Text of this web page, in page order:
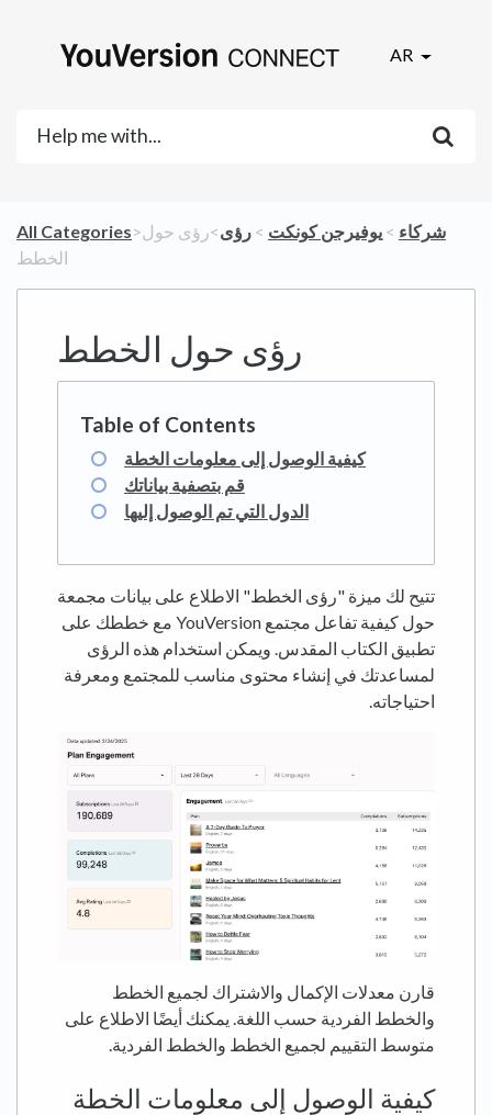
AR
All Categories ​شركاء ​ > ​ ​يوفيرجن كونكت ​ > ​ ​رؤى​>​ رؤى حول
الخطط
رؤى حول الخطط
كيفية الوصول إلى معلومات الخطة
قم بتصفية بياناتك
الدول التي تم الوصول إليها
تتيح لك ميزة "رؤى الخطط" الاطلاع على بيانات مجمعة
حول كيفية تفاعل مجتمع YouVersion مع خططك على
تطبيق الكتاب المقدس. ويمكن استخدام هذه الرؤى
لمساعدتك في إنشاء محتوى مناسب للمجتمع ومعرفة
احتياجاته.
قارن معدلات الإكمال والاشتراك لجميع الخطط
والخطط الفردية حسب اللغة. يمكنك أيضًا الاطلاع على
متوسط ​​التقييم لجميع الخطط والخطط الفردية.
كيفية الوصول إلى معلومات الخطة